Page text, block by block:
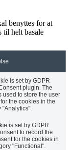
benyttes for at
til helt basale
is set by GDPR
plugin. The
used to store the user
the cookies in the
"Analytics".
is set by GDPR
to record the
for the cookies in
"Functional".